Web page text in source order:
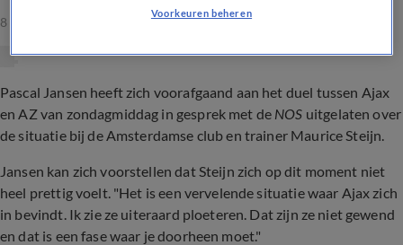
8 okt 2023, 12:51
Pascal Jansen heeft zich voorafgaand aan het duel tussen Ajax
en AZ van zondagmiddag in gesprek met de NOS uitgelaten over
de situatie bij de Amsterdamse club en trainer Maurice Steijn.
Jansen kan zich voorstellen dat Steijn zich op dit moment niet
heel prettig voelt. "Het is een vervelende situatie waar Ajax zich
in bevindt. Ik zie ze uiteraard ploeteren. Dat zijn ze niet gewend
en dat is een fase waar je doorheen moet."
Voorkeuren beheren